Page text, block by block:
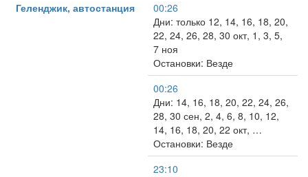
Геленджик, автостанция
00:26
Дни: только 12, 14, 16, 18, 20,
22, 24, 26, 28, 30 окт, 1, 3, 5,
7 ноя
Остановки: Везде
00:26
Дни: 14, 16, 18, 20, 22, 24, 26,
28, 30 сен, 2, 4, 6, 8, 10, 12,
14, 16, 18, 20, 22 окт, …
Остановки: Везде
23:10